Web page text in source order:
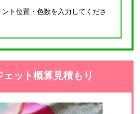
ト位置・色数を入力してくださ
ェット概算見積もり